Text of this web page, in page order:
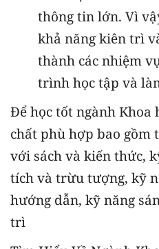
thông tin lớn. Vì
khả năng kiên trì
thành các nhiệm
trình học tập và
Để học tốt ngành Khoa
chất phù hợp bao gồm
với sách và kiến thức,
tích và trừu tượng, kỹ
hướng dẫn, kỹ năng
trì